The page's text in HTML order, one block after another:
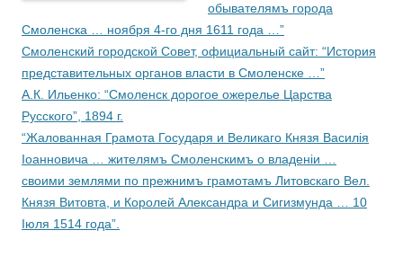
обывателямъ города
Смоленска … ноября 4-го дня 1611 года …”
Смоленский городской Совет, официальный сайт: “История
представительных органов власти в Смоленске …”
А.К. Ильенко: “Смоленск дорогое ожерелье Царства
Русского”, 1894 г.
“Жалованная Грамота Государя и Великаго Князя Василiя
Iоанновича … жителямъ Смоленскимъ о владенiи …
своими землями по прежнимъ грамотамъ Литовскаго Вел.
Князя Витовта, и Королей Александра и Сигизмунда … 10
Iюля 1514 года”.